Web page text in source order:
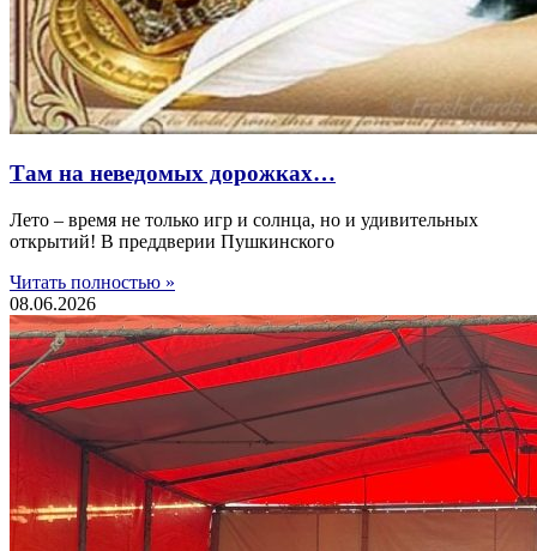
Там на неведомых дорожках…
Лето – время не только игр и солнца, но и удивительных
открытий! В преддверии Пушкинского
Читать полностью »
08.06.2026